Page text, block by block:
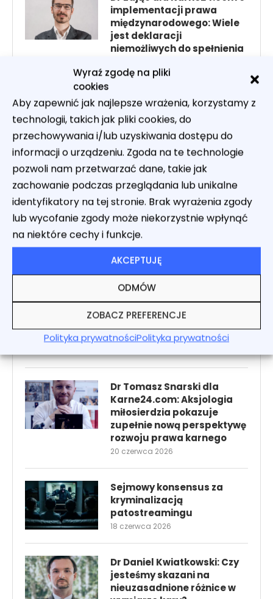
Wyraź zgodę na pliki
cookies
Aby zapewnić jak najlepsze wrażenia, korzystamy z
technologii, takich jak pliki cookies, do
przechowywania i/lub uzyskiwania dostępu do
informacji o urządzeniu. Zgoda na te technologie
pozwoli nam przetwarzać dane, takie jak
zachowanie podczas przeglądania lub unikalne
identyfikatory na tej stronie. Brak wyrażenia zgody
lub wycofanie zgody może niekorzystnie wpłynąć
na niektóre cechy i funkcje.
AKCEPTUJĘ
ODMÓW
ZOBACZ PREFERENCJE
Polityka prywatnościPolityka prywatności
implementacji prawa
międzynarodowego: Wiele
jest deklaracji
niemożliwych do spełnienia
Dr Jacek Duda: Jak zmienić
przestępstwo obrazy uczuć
religijnych w zgodzie z
orzecznictwem
Europejskiego Trybunału
Praw Człowieka
27 czerwca 2026
Pułapka kazuistyki.
Dlaczego ustawodawca
tylko pozornie chroni ofiary
zgwałceń?
24 czerwca 2026
Dr Daniel Kwiatkowski: Czy
możliwe jest wymierzenie
precyzją?
Dr Tomasz Snarski dla
Karne24.com: Aksjologia
miłosierdzia pokazuje
zupełnie nową perspektywę
rozwoju prawa karnego
20 czerwca 2026
Sejmowy konsensus za
kryminalizacją
patostreamingu
18 czerwca 2026
Dr Daniel Kwiatkowski: Czy
jesteśmy skazani na
nieuzasadnione różnice w